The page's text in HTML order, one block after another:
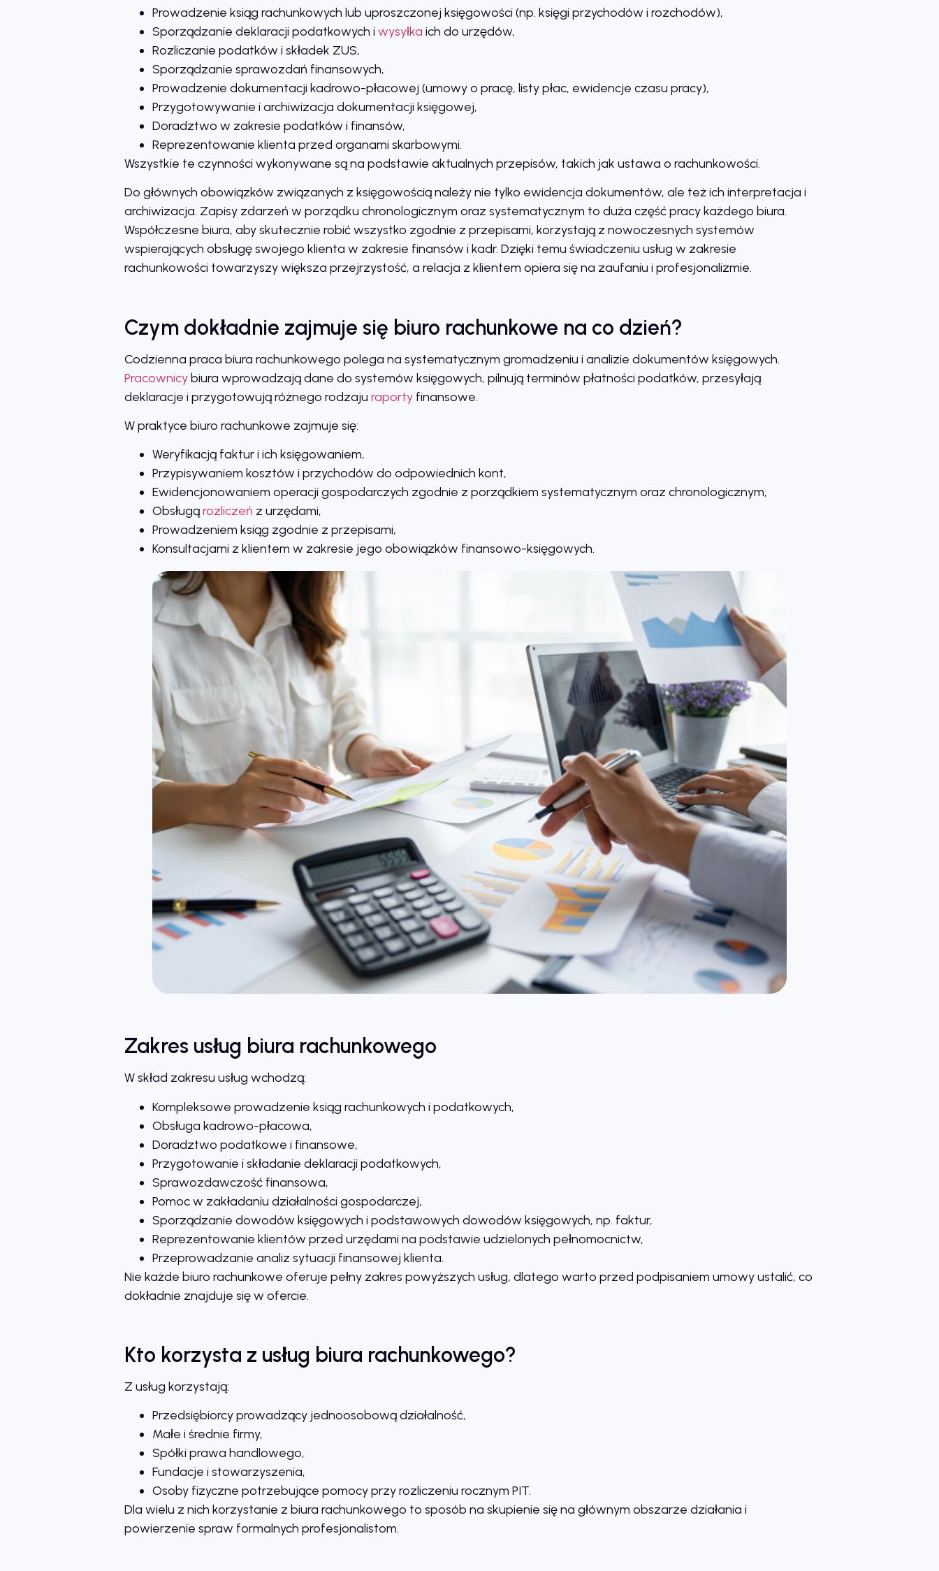
Prowadzenie ksiąg rachunkowych lub uproszczonej księgowości (np. księgi przychodów i rozchodów),
Sporządzanie deklaracji podatkowych iwysyłka ich do urzędów,
Rozliczanie podatków i składek ZUS,
Sporządzanie sprawozdań finansowych,
Prowadzenie dokumentacji kadrowo-płacowej (umowy o pracę, listy płac, ewidencje czasu pracy),
Przygotowywanie i archiwizacja dokumentacji księgowej,
Doradztwo w zakresie podatków i finansów,
Reprezentowanie klienta przed organami skarbowymi.
Wszystkie te czynności wykonywane są na podstawie aktualnych przepisów, takich jak ustawa o rachunkowości.
Do głównych obowiązków związanych z księgowością należy nie tylko ewidencja dokumentów, ale też ich interpretacja i
archiwizacja. Zapisy zdarzeń w porządku chronologicznym oraz systematycznym to duża część pracy każdego biura.
Współczesne biura, aby skutecznie robić wszystko zgodnie z przepisami, korzystają z nowoczesnych systemów
wspierających obsługę swojego klienta w zakresie finansów i kadr. Dzięki temu świadczeniu usług w zakresie
rachunkowości towarzyszy większa przejrzystość, a relacja z klientem opiera się na zaufaniu i profesjonalizmie.
Czym dokładnie zajmuje się biuro rachunkowe na co dzień?
Codzienna praca biura rachunkowego polega na systematycznym gromadzeniu i analizie dokumentów księgowych.
Pracownicybiura wprowadzają dane do systemów księgowych, pilnują terminów płatności podatków, przesyłają
deklaracje i przygotowują różnego rodzaju raporty finansowe.
W praktyce biuro rachunkowe zajmuje się:
Weryfikacją faktur i ich księgowaniem,
Przypisywaniem kosztów i przychodów do odpowiednich kont,
Ewidencjonowaniem operacji gospodarczych zgodnie z porządkiem systematycznym oraz chronologicznym,
Obsługąrozliczeń z urzędami,
Prowadzeniem ksiąg zgodnie z przepisami,
Konsultacjami z klientem w zakresie jego obowiązków finansowo-księgowych.
Zakres usług biura rachunkowego
W skład zakresu usług wchodzą:
Kompleksowe prowadzenie ksiąg rachunkowych i podatkowych,
Obsługa kadrowo-płacowa,
Doradztwo podatkowe i finansowe,
Przygotowanie i składanie deklaracji podatkowych,
Sprawozdawczość finansowa,
Pomoc w zakładaniu działalności gospodarczej,
Sporządzanie dowodów księgowych i podstawowych dowodów księgowych, np. faktur,
Reprezentowanie klientów przed urzędami na podstawie udzielonych pełnomocnictw,
Przeprowadzanie analiz sytuacji finansowej klienta.
Nie każde biuro rachunkowe oferuje pełny zakres powyższych usług, dlatego warto przed podpisaniem umowy ustalić, co
dokładnie znajduje się w ofercie.
Kto korzysta z usług biura rachunkowego?
Z usług korzystają:
Przedsiębiorcy prowadzący jednoosobową działalność,
Małe i średnie firmy,
Spółki prawa handlowego,
Fundacje i stowarzyszenia,
Osoby fizyczne potrzebujące pomocy przy rozliczeniu rocznym PIT.
Dla wielu z nich korzystanie z biura rachunkowego to sposób na skupienie się na głównym obszarze działania i
powierzenie spraw formalnych profesjonalistom.